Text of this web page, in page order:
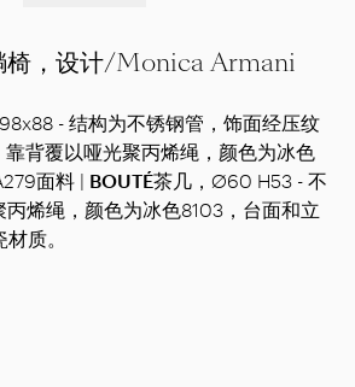
，设计/Monica Armani
- 结构为不锈钢管，饰面经压纹
背覆以哑光聚丙烯绳，颜色为冰色
面料 | BOUTÉ茶几，Ø60 H53 - 不
烯绳，颜色为冰色8103，台面和立
质。